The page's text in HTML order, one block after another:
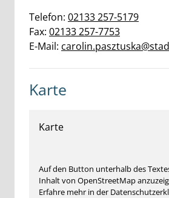
Telefon: 02133 257-5179
Fax: 02133 257-7753
E-Mail:
Karte
Karte
Auf den Button unterhalb des
Inhalt von OpenStreetMap
Erfahre mehr in der